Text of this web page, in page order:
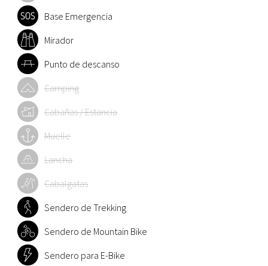
Base Emergencia
Mirador
Punto de descanso
Camping
Cabañas / Estancia
Muelle
Lancha
Cabalgatas
Sendero de Trekking
Sendero de Mountain Bike
Sendero para E-Bike